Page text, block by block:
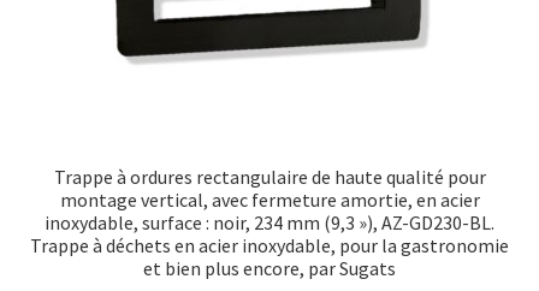
Trappe à ordures rectangulaire de haute qualité pour
montage vertical, avec fermeture amortie, en acier
inoxydable, surface : noir, 234 mm (9,3 »), AZ-GD230-BL.
Trappe à déchets en acier inoxydable, pour la gastronomie
et bien plus encore, par Sugats